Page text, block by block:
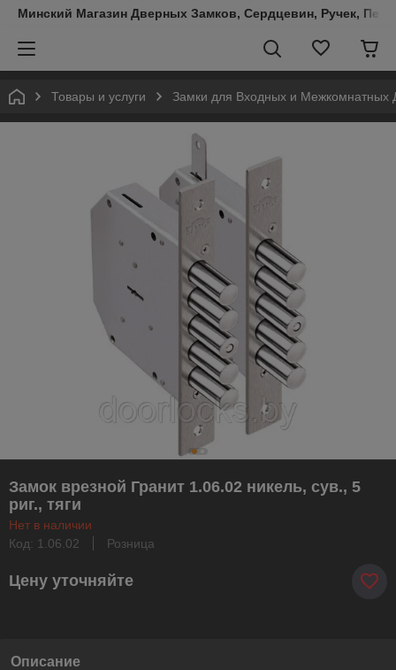
Минский Магазин Дверных Замков, Сердцевин, Ручек,
Товары и услуги Замки для Входных и Межкомнатных
Замок врезной Гранит 1.06.02 никель, сув., 5
риг., тяги
Нет в наличии
Код: 1.06.02
Розница
Цену уточняйте
Описание